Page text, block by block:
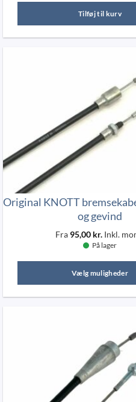
Tilføj til kurv
Original KNOTT
og gevind
Fra 95,00 kr.Inkl.
På lager
Vælg muligheder
Dette
flere
varianter.
vælges